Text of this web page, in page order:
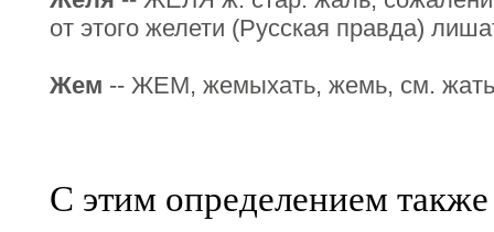
от этого желети (Русская правда)
Жем -- ЖЕМ, жемыхать, жемь, см. жать
С этим определением